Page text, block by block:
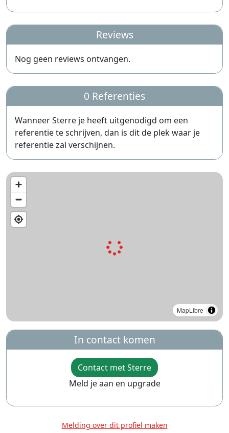
Reviews
Nog geen reviews ontvangen.
0 Referenties
Wanneer Sterre je heeft uitgenodigd om een
referentie te schrijven, dan is dit de plek waar je
referentie zal verschijnen.
MapLibre
In contact komen
Contact met Sterre
Meld je aan en upgrade
Melding over dit profiel maken